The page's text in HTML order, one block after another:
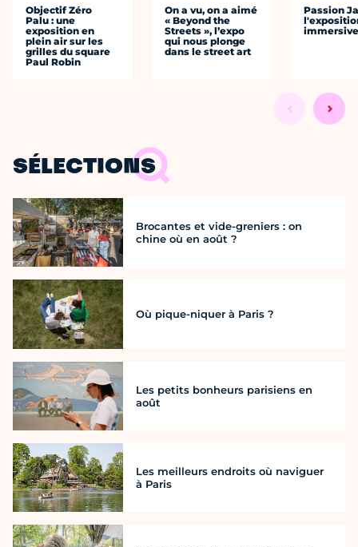
Objectif Zéro
Palu : une
exposition en
plein air sur les
grilles du square
Paul Robin
On a vu, on a aimé
« Beyond the
Streets », l’expo
qui nous plonge
dans le street art
Passion
SÉLECTIONS
Brocantes et vide-greniers : on
chine où en août ?
Où pique-niquer à Paris ?
Les petits bonheurs parisiens en
août
Les meilleurs endroits où naviguer
à Paris